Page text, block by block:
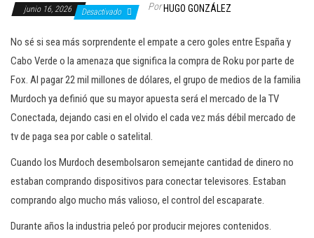
junio 16, 2026 Desactivado Por HUGO GONZÁLEZ
No sé si sea más sorprendente el empate a cero goles entre España y
Cabo Verde o la amenaza que significa la compra de Roku por parte de
Fox. Al pagar 22 mil millones de dólares, el grupo de medios de la familia
Murdoch ya definió que su mayor apuesta será el mercado de la TV
Conectada, dejando casi en el olvido el cada vez más débil mercado de
tv de paga sea por cable o satelital.
Cuando los Murdoch desembolsaron semejante cantidad de dinero no
estaban comprando dispositivos para conectar televisores. Estaban
comprando algo mucho más valioso, el control del escaparate.
Durante años la industria peleó por producir mejores contenidos.